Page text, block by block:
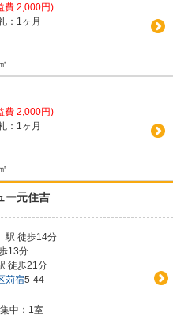
費 2,000円)
：1ヶ月
費 2,000円)
：1ヶ月
ー元住吉
」駅 徒歩14分
13分
徒歩21分
苅宿5-44
中： 1室